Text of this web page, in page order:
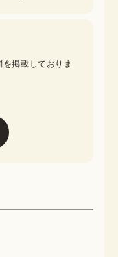
掲載しておりま